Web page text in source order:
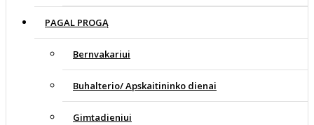
PAGAL PROGĄ
Bernvakariui
Buhalterio/ Apskaitininko dienai
Gimtadieniui